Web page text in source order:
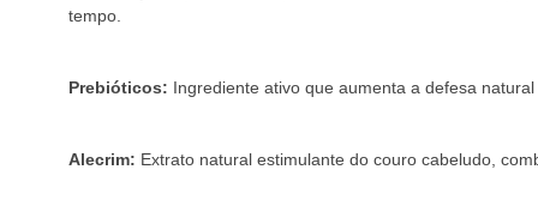
tempo.
Prebióticos: Ingrediente ativo que aumenta a defesa
Alecrim: Extrato natural estimulante do couro cabeludo,